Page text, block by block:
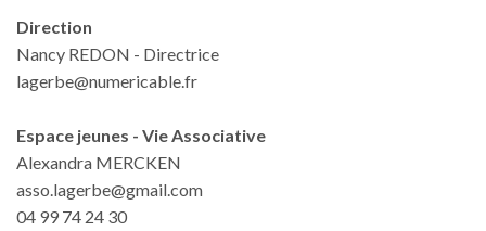
Direction
Nancy REDON - Directrice
lagerbe@numericable.fr
Espace jeunes - Vie Associative
Alexandra MERCKEN
asso.lagerbe@gmail.com
04 99 74 24 30